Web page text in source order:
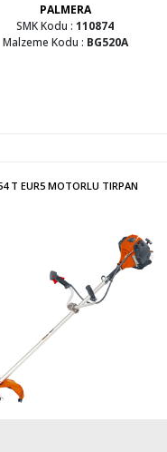
PALMERA
SMK Kodu :110874
Malzeme Kodu : BG520A
T EUR5 MOTORLU TIRPAN